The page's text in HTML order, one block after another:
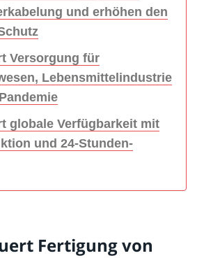
und erhöhen den
Versorgung für
Lebensmittelindustrie
globale Verfügbarkeit mit
und 24-Stunden-
Fertigung von